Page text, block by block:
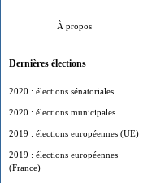
À propos
Dernières élections
2020 : élections sénatoriales
2020 : élections municipales
2019 : élections européennes (UE)
2019 : élections européennes
(France)